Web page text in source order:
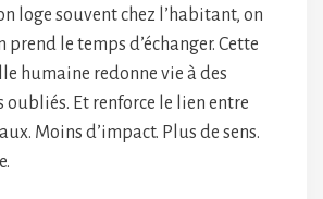
loge souvent chez l’habitant, on
prend le temps d’échanger. Cette
humaine redonne vie à des
Et renforce le lien entre
Moins d’impact. Plus de sens.